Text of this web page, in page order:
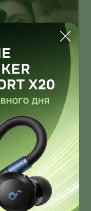
от Pininfarina!
новинки!